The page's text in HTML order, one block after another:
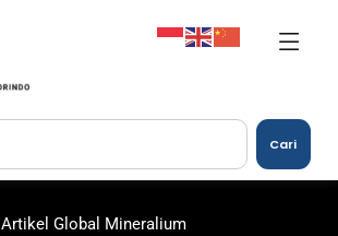
Cari
Artikel Global Mineralium